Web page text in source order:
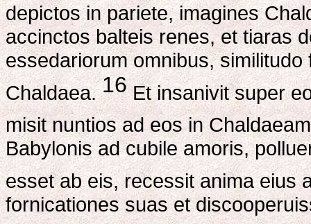
depictos in pariete, imagines
accinctos balteis renes, et tiaras
essedariorum omnibus,
Chaldaea.16Et insanivit super
misit nuntios ad eos in
Babylonis ad cubile amoris,
esset ab eis, recessit anima eius
fornicationes suas et